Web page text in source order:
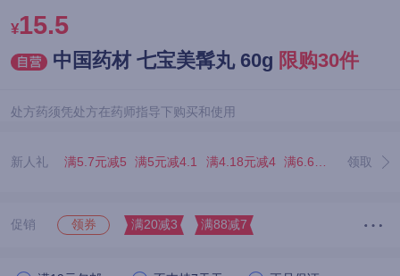
¥15.5
中国药材 七宝美髯丸 60g 限购30件
处方药须凭处方在药师指导下购买和使用
新人礼 领取
满5.7元减5 满5元减4.1 满4.18元减4 满6.67元减5.07 满
促销 领券 满20减3 满88减7